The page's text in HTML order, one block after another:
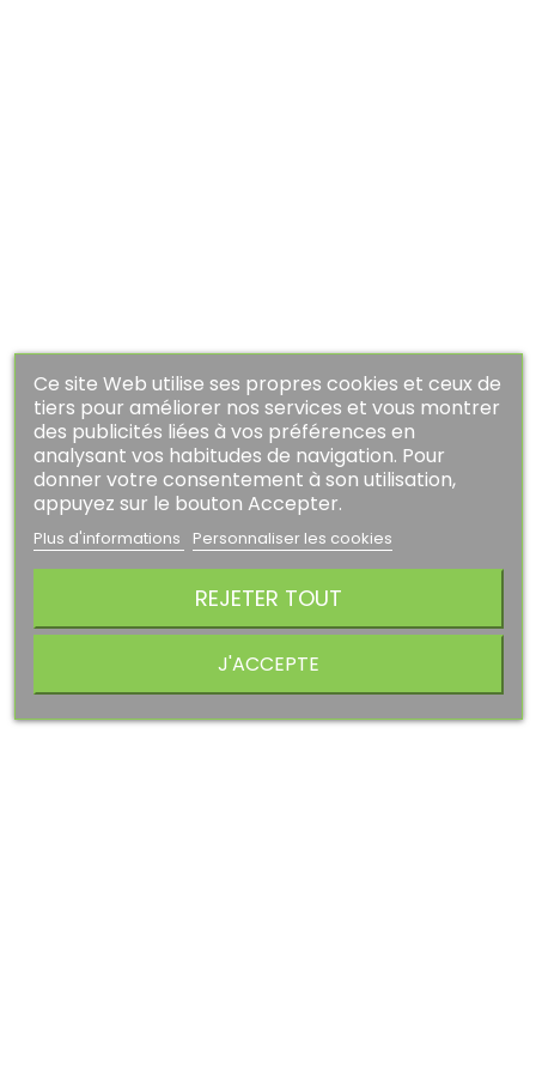
Ce site Web utilise ses propres cookies et ceux de
tiers pour améliorer nos services et vous montrer
des publicités liées à vos préférences en
analysant vos habitudes de navigation. Pour
donner votre consentement à son utilisation,
appuyez sur le bouton Accepter.
Plus d'informations Personnaliser les cookies
REJETER TOUT
J'ACCEPTE
APERÇU RAPIDE
Kaporal
T Shirt Kaporal Femme...
17,50 €Prix
habituel
25,00 €
AJOUTER AU PANIER